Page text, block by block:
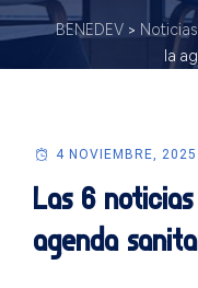
BENEDEV> Noticias
la
4 NOVIEMBRE, 2025
Las 6
agenda